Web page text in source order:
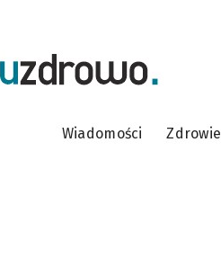
Wiadomości Zdrowie